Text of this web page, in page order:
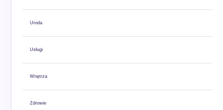
Uroda
Usługi
Wnętrza
Zdrowie